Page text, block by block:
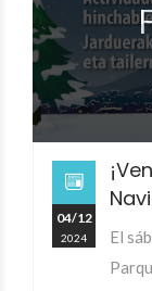
El
04/12
2024